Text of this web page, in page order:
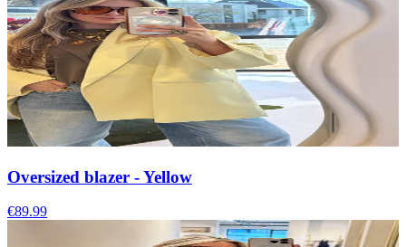
Oversized blazer - Yellow
€89.99